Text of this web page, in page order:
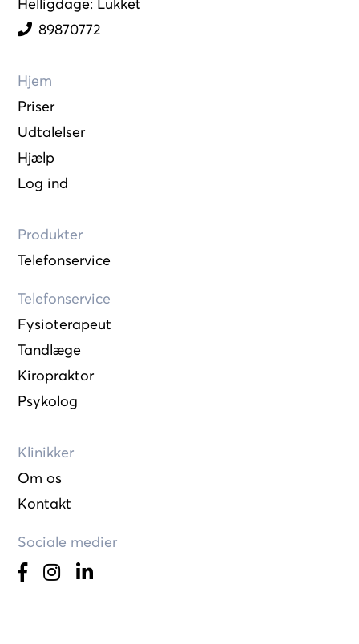
Helligdage: Lukket
89870772
Hjem
Priser
Udtalelser
Hjælp
Log ind
Produkter
Telefonservice
Telefonservice
Fysioterapeut
Tandlæge
Kiropraktor
Psykolog
Klinikker
Om os
Kontakt
Sociale medier